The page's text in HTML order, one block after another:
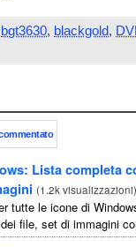
bgt3630, blackgold,
Lista completa
(1.2k visualizzazioni)
tutte le icone di
file, set di immagini